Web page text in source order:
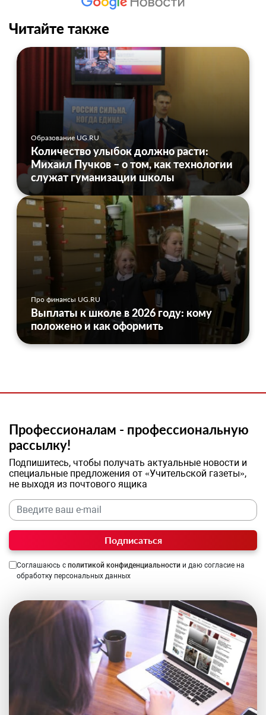
Читайте также
Образование UG.RU
Количество улыбок должно расти:
Михаил Пучков – о том, как технологии
служат гуманизации школы
Про финансы UG.RU
Выплаты к школе в 2026 году: кому
положено и как оформить
Профессионалам - профессиональную
рассылку!
Подпишитесь, чтобы получать актуальные новости и
специальные предложения от «Учительской газеты»,
не выходя из почтового ящика
Подписаться
Соглашаюсь с политикой конфиденциальности и даю согласие на
обработку персональных данных